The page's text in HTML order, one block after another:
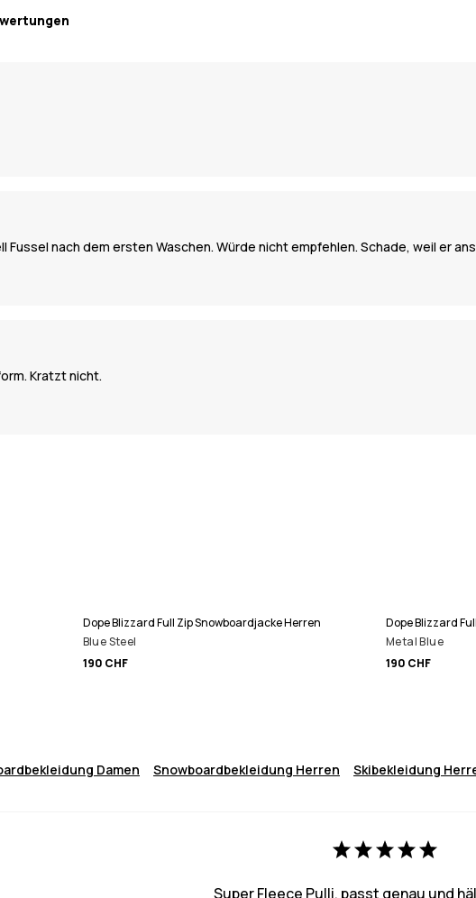
nach dem ersten Waschen. Würde nicht empfehlen. Schade, weil er
Kratzt nicht.
Dope Blizzard Full Zip Snowboardjacke Herren
Blue Steel
190 CHF
Dope Blizzard
Metal Blue
190 CHF
Damen Snowboardbekleidung Herren Skibekleidung
Super Fleece Pulli, passt genau und